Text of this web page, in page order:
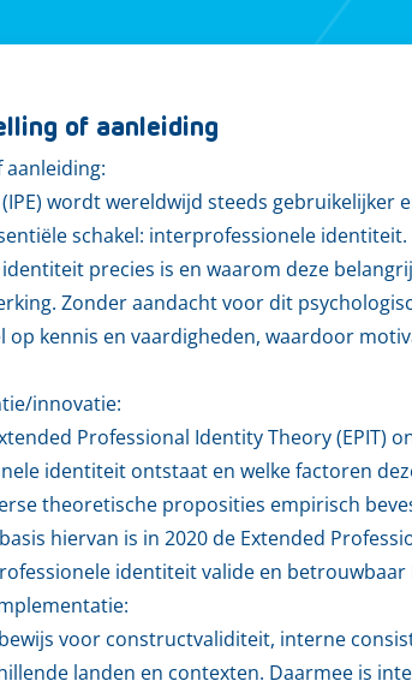
of aanleiding
wordt wereldwijd steeds gebruikelijker
schakel: interprofessionele
precies is en waarom deze
Zonder aandacht voor dit
op kennis en vaardigheden, waardoor
innovatie:
Professional Identity Theory (EPIT)
identiteit ontstaat en welke factoren
theoretische proposities empirisch
hiervan is in 2020 de Extended
identiteit valide en betrouwbaar
voor constructvaliditeit, interne
landen en contexten. Daarmee is